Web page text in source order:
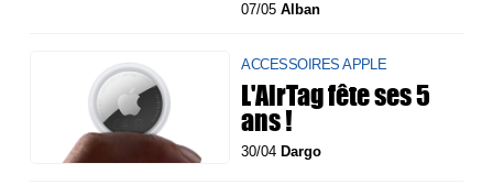
07/05Alban
ACCESSOIRES APPLE
L'AirTag fête ses 5
ans !
30/04Dargo